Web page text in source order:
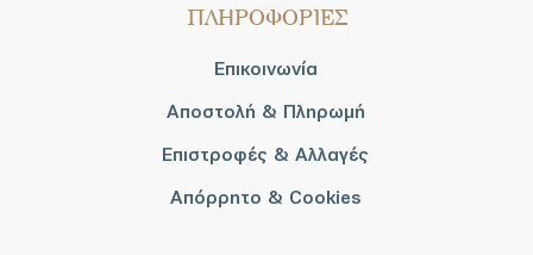
ΠΛΗΡΟΦΟΡΙΕΣ
Επικοινωνία
Αποστολή & Πληρωμή
Επιστροφές & Αλλαγές
Απόρρητο & Cookies